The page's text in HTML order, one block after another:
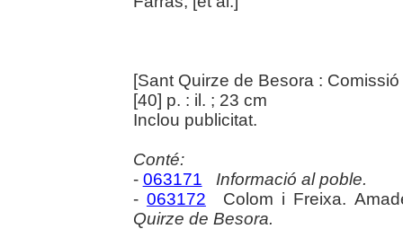
[Sant Quirze de Besora :
[40] p. : il. ; 23 cm
Inclou publicitat.
Conté:
- 063171
Informació al poble.
- 063172 Colom i Freixa.
Quirze de Besora.